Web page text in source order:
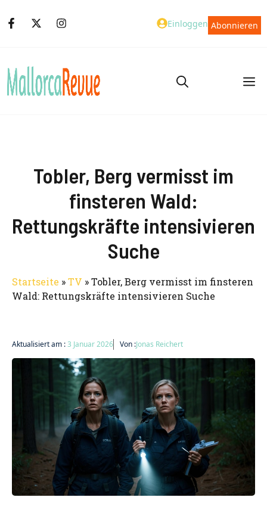
Zum
Inhalt
Einloggen Abonnieren
Tobler, Berg vermisst im
finsteren Wald:
Rettungskräfte intensivieren
Suche
Startseite »TV »Tobler, Berg vermisst im finsteren
Wald: Rettungskräfte intensivieren Suche
Aktualisiert am :3 Januar 2026 Von :Jonas Reichert